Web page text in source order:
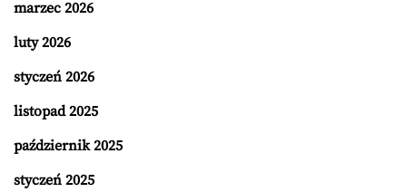
marzec 2026
luty 2026
styczeń 2026
listopad 2025
październik 2025
styczeń 2025